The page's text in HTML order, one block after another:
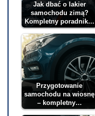
Jak dbać o lakier
samochodu zimą?
Kompletny poradnik…
Przygotowanie
samochodu na wiosnę
– kompletny…